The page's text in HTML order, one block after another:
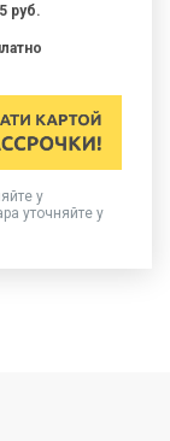
руб.
у
уточняйте у